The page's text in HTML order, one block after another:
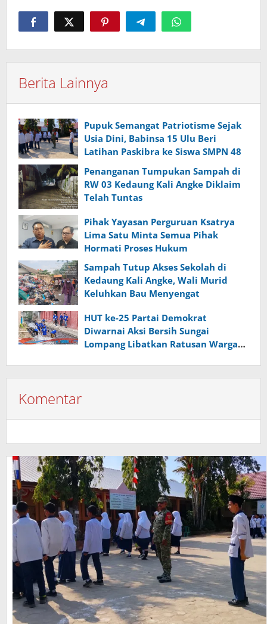
Berita Lainnya
Pupuk Semangat Patriotisme Sejak
Usia Dini, Babinsa 15 Ulu Beri
Latihan Paskibra ke Siswa SMPN 48
Penanganan Tumpukan Sampah di
RW 03 Kedaung Kali Angke Diklaim
Telah Tuntas
Pihak Yayasan Perguruan Ksatrya
Lima Satu Minta Semua Pihak
Hormati Proses Hukum
Sampah Tutup Akses Sekolah di
Kedaung Kali Angke, Wali Murid
Keluhkan Bau Menyengat
HUT ke-25 Partai Demokrat
Diwarnai Aksi Bersih Sungai
Lompang Libatkan Ratusan Warga
Komentar